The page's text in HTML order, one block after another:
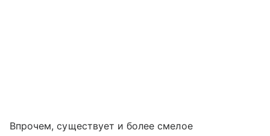
Впрочем, существует и более смелое